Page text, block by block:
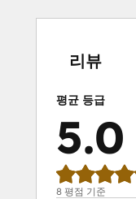
리뷰
평균 등급
5.0
8 평점 기준